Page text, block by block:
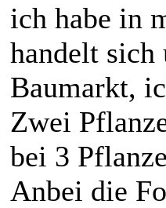
ich habe in
handelt sich
Baumarkt,
Zwei
bei 3
Anbei die